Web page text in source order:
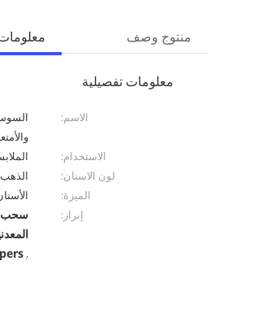
منتوج وصف
معلومات تفصيلية
الاسم:
الاستخدام:
لون الاسنان:
الذهب
الميزة:
إبراز:
سحب
,